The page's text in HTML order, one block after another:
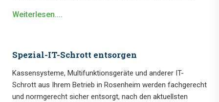
Weiterlesen....
Spezial-IT-Schrott entsorgen
Kassensysteme, Multifunktionsgeräte und anderer IT-
Schrott aus Ihrem Betrieb in Rosenheim werden fachgerecht
und normgerecht sicher entsorgt, nach den aktuellsten